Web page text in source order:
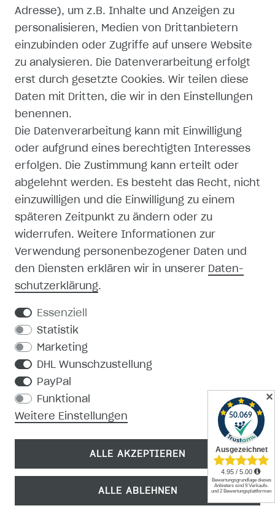
WIDERRUFSFORMULAR
IMPRESSUM
DATENSCHUTZERKLÄRUNG
AGB
ZAHLUNG UND VERSAND
SHOP
MEIN KONTO
REGISTRIEREN
KONTAKT
PRODUKTKATALOG
MEDIEN-DOWNLOAD
Adresse), um z.B. Inhalte und Anzeigen zu
personalisieren, Medien von Drittanbietern
einzubinden oder Zugriffe auf unsere Website
zu analysieren. Die Datenverarbeitung erfolgt
erst durch gesetzte Cookies. Wir teilen diese
Daten mit Dritten, die wir in den Einstellungen
benennen.
Die Datenverarbeitung kann mit Einwilligung
oder aufgrund eines berechtigten Interesses
erfolgen. Die Zustimmung kann erteilt oder
abgelehnt werden. Es besteht das Recht, nicht
einzuwilligen und die Einwilligung zu einem
späteren Zeitpunkt zu ändern oder zu
widerrufen. Weitere Informationen zur
Verwendung personenbezogener Daten und
den Diensten erklären wir in unserer Daten­
schutz­erklärung.
Essenziell
Statistik
Marketing
DHL Wunschzustellung
PayPal
Funktional
Weitere Einstellungen
ALLE AKZEPTIEREN
ALLE ABLEHNEN
✕